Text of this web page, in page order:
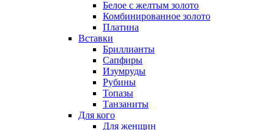
Белое с желтым золото
Комбинированное золото
Платина
Вставки
Бриллианты
Сапфиры
Изумруды
Рубины
Топазы
Танзаниты
Для кого
Для женщин